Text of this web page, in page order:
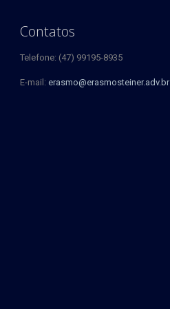
Contatos
Telefone: (47) 99195-8935
E-mail: erasmo@erasmosteiner.adv.br